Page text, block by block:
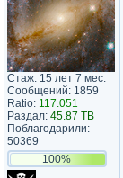
Стаж: 15 лет 7 мес.
Сообщений: 1859
Ratio: 117.051
Раздал: 45.87 TB
Поблагодарили:
50369
100%